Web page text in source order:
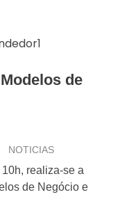
de
NOTICIAS
realiza-se a
de Negócio e